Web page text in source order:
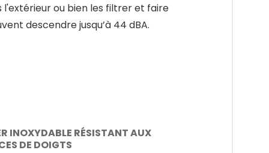
l'extérieur ou bien les filtrer et faire
descendre jusqu’à 44 dBA.
INOXYDABLE RÉSISTANT AUX
DE DOIGTS